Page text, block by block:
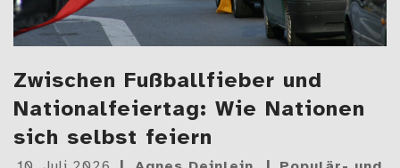
Zwischen Fußballfieber und
Nationalfeiertag: Wie Nationen
sich selbst feiern
Gepostet